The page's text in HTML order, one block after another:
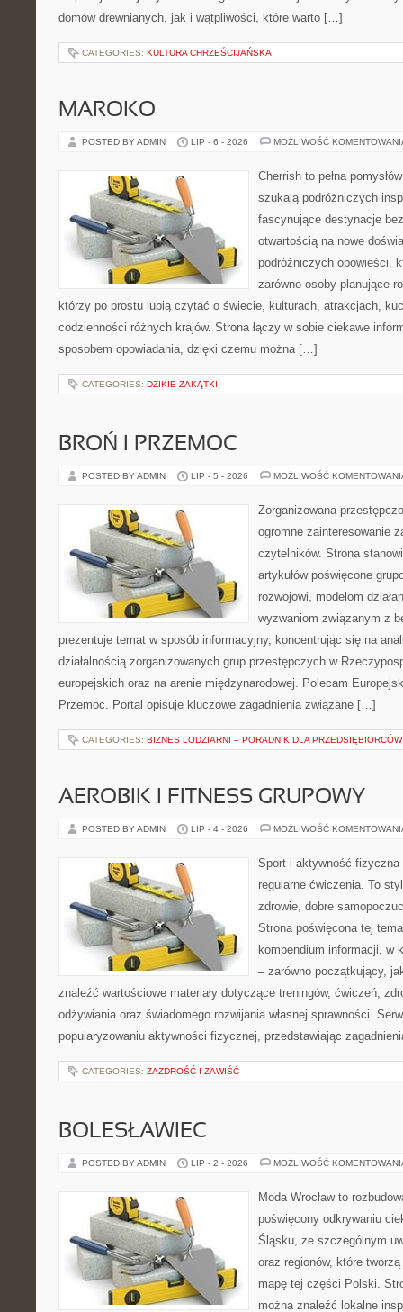
domów drewnianych, jak i wątpliwości, które warto […]
CATEGORIES: KULTURA CHRZEŚCIJAŃSKA
MAROKO
POSTED BY ADMIN LIP - 6 - 2026 MOŻLIWOŚĆ
Cherrish to pełna
szukają podróżniczych
fascynujące destynacje
otwartością na nowe
podróżniczych opowieści,
zarówno osoby planujące
którzy po prostu lubią czytać o świecie, kulturach, atrakcjach,
codzienności różnych krajów. Strona łączy w sobie ciekawe
sposobem opowiadania, dzięki czemu można […]
CATEGORIES: DZIKIE ZAKĄTKI
BROŃ I PRZEMOC
POSTED BY ADMIN LIP - 5 - 2026 MOŻLIWOŚĆ
Zorganizowana
ogromne zainteresowanie
czytelników. Strona
artykułów poświęcone
rozwojowi, modelom
wyzwaniom związanym z
prezentuje temat w sposób informacyjny, koncentrując się na
działalnością zorganizowanych grup przestępczych w
europejskich oraz na arenie międzynarodowej. Polecam
Przemoc. Portal opisuje kluczowe zagadnienia związane […]
CATEGORIES: BIZNES LODZIARNI – PORADNIK DLA PRZEDSIĘBIORCÓW
AEROBIK I FITNESS GRUPOWY
POSTED BY ADMIN LIP - 4 - 2026 MOŻLIWOŚĆ
Sport i aktywność
regularne ćwiczenia. To
zdrowie, dobre
Strona poświęcona tej
kompendium informacji, w
– zarówno początkujący,
znaleźć wartościowe materiały dotyczące treningów, ćwiczeń,
odżywiania oraz świadomego rozwijania własnej sprawności.
popularyzowaniu aktywności fizycznej, przedstawiając
CATEGORIES: ZAZDROŚĆ I ZAWIŚĆ
BOLESŁAWIEC
POSTED BY ADMIN LIP - 2 - 2026 MOŻLIWOŚĆ
Moda Wrocław to
poświęcony odkrywaniu
Śląsku, ze szczególnym
oraz regionów, które
mapę tej części Polski.
można znaleźć lokalne